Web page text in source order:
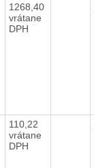
1268,40
vrátane
DPH
110,22
vrátane
DPH